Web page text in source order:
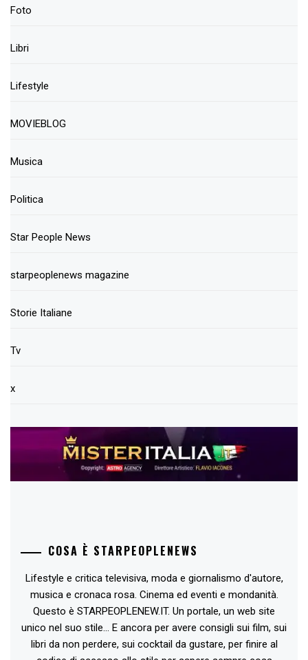
Foto
Libri
Lifestyle
MOVIEBLOG
Musica
Politica
Star People News
starpeoplenews magazine
Storie Italiane
Tv
x
COSA È STARPEOPLENEWS
Lifestyle e critica televisiva, moda e giornalismo d'autore,
musica e cronaca rosa. Cinema ed eventi e mondanità.
Questo è STARPEOPLENEW.IT. Un portale, un web site
unico nel suo stile... E ancora per avere consigli sui film, sui
libri da non perdere, sui cocktail da gustare, per finire al